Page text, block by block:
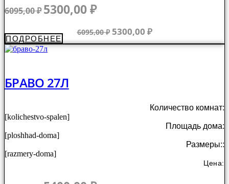
6095,00₽ Первоначальная
цена
составляла
6095,00 ₽.
5300,00₽Текущая
5300,00 ₽.
6095,00₽ Первоначальная
цена
составляла
5300,00 ₽Текущая
цена:
5300,00 ₽.
ПОДРОБНЕЕ
БРАВО 27Л
Количество комнат:
[kolichestvo-spalen]
Площадь дома:
[ploshhad-doma]
Размеры::
[razmery-doma]
Цена: